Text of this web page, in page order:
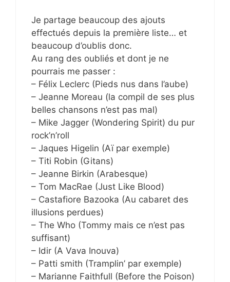
Je partage beaucoup des ajouts
effectués depuis la première liste… et
beaucoup d’oublis donc.
Au rang des oubliés et dont je ne
pourrais me passer :
– Félix Leclerc (Pieds nus dans l’aube)
– Jeanne Moreau (la compil de ses plus
belles chansons n’est pas mal)
– Mike Jagger (Wondering Spirit) du pur
rock’n’roll
– Jaques Higelin (Aï par exemple)
– Titi Robin (Gitans)
– Jeanne Birkin (Arabesque)
– Tom MacRae (Just Like Blood)
– Castafiore Bazooka (Au cabaret des
illusions perdues)
– The Who (Tommy mais ce n’est pas
suffisant)
– Idir (A Vava Inouva)
– Patti smith (Tramplin’ par exemple)
– Marianne Faithfull (Before the Poison)